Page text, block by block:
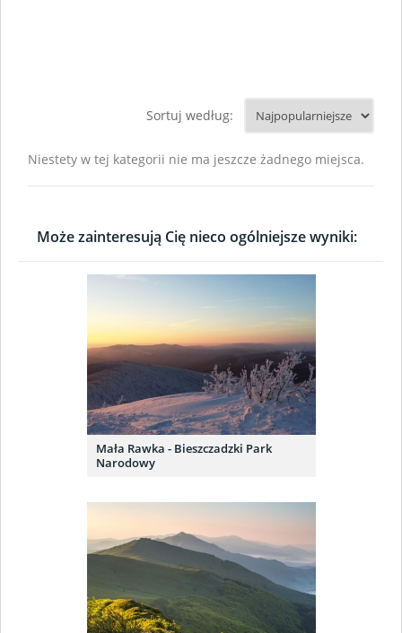
Sortuj według:
Niestety w tej kategorii nie ma jeszcze żadnego miejsca.
Może zainteresują Cię nieco ogólniejsze wyniki:
Mała Rawka - Bieszczadzki Park
Narodowy